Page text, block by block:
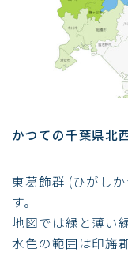
かつての千葉県北
東葛飾群 (ひがし
す。
地図では緑と薄い
水色の範囲は印旛